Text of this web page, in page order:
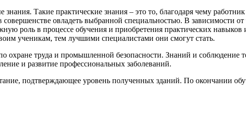
Такие практические знания – это то, благодаря чему
овладеть выбранной специальностью. В зависимости
роль в процессе обучения и приобретения практических
ученикам, тем лучшими специалистами они смогут стать.
охране труда и промышленной безопасности. Знаний и соблюдение
и развитие профессиональных заболеваний.
подтверждающее уровень полученных зданий. По окончании